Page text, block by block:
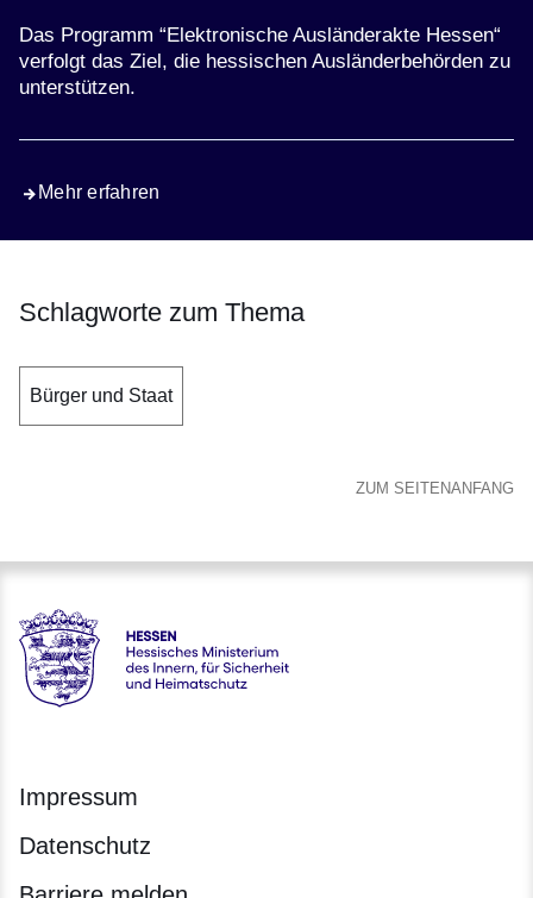
Das Programm “Elektronische Ausländerakte Hessen“
verfolgt das Ziel, die hessischen Ausländerbehörden zu
unterstützen.
Mehr erfahren
Schlagworte zum Thema
Bürger und Staat
ZUM SEITENANFANG
Hessen - Hessisches Ministerium des Innern, für Sicherheit
Impressum
Datenschutz